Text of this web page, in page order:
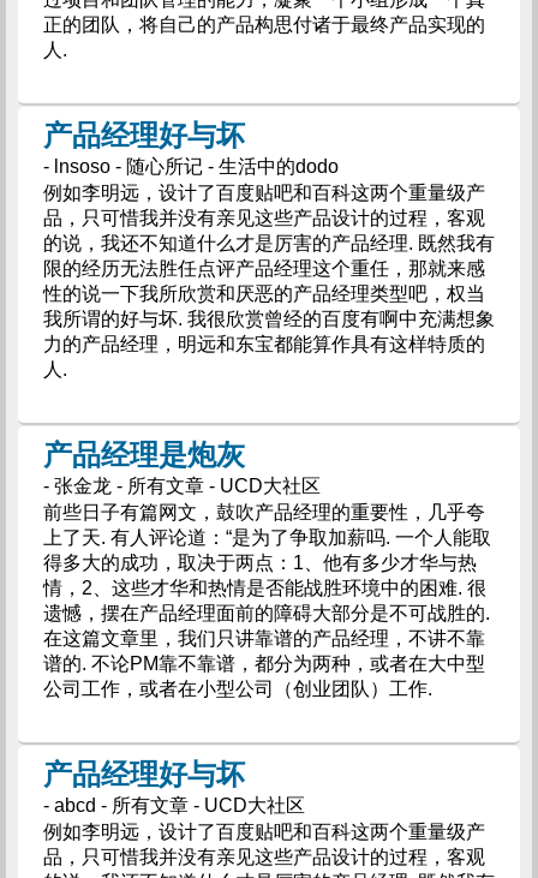
正的团队，将自己的产品构思付诸于最终产品实现的
人.
产品经理好与坏
- lnsoso - 随心所记 - 生活中的dodo
例如李明远，设计了百度贴吧和百科这两个重量级产
品，只可惜我并没有亲见这些产品设计的过程，客观
的说，我还不知道什么才是厉害的产品经理. 既然我有
限的经历无法胜任点评产品经理这个重任，那就来感
性的说一下我所欣赏和厌恶的产品经理类型吧，权当
我所谓的好与坏. 我很欣赏曾经的百度有啊中充满想象
力的产品经理，明远和东宝都能算作具有这样特质的
人.
产品经理是炮灰
- 张金龙 - 所有文章 - UCD大社区
前些日子有篇网文，鼓吹产品经理的重要性，几乎夸
上了天. 有人评论道：“是为了争取加薪吗. 一个人能取
得多大的成功，取决于两点：1、他有多少才华与热
情，2、这些才华和热情是否能战胜环境中的困难. 很
遗憾，摆在产品经理面前的障碍大部分是不可战胜的.
在这篇文章里，我们只讲靠谱的产品经理，不讲不靠
谱的. 不论PM靠不靠谱，都分为两种，或者在大中型
公司工作，或者在小型公司（创业团队）工作.
产品经理好与坏
- abcd - 所有文章 - UCD大社区
例如李明远，设计了百度贴吧和百科这两个重量级产
品，只可惜我并没有亲见这些产品设计的过程，客观